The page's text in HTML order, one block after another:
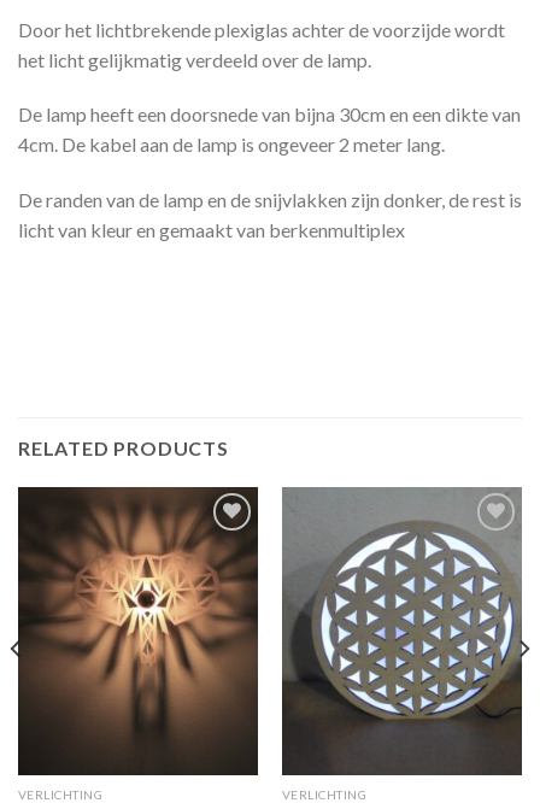
Door het lichtbrekende plexiglas achter de voorzijde wordt
het licht gelijkmatig verdeeld over de lamp.
De lamp heeft een doorsnede van bijna 30cm en een dikte van
4cm. De kabel aan de lamp is ongeveer 2 meter lang.
De randen van de lamp en de snijvlakken zijn donker, de rest is
licht van kleur en gemaakt van berkenmultiplex
RELATED PRODUCTS
Toevoegen
aan
verlanglijst
VERLICHTING
Toevoegen
aan
verlanglijst
VERLICHTING